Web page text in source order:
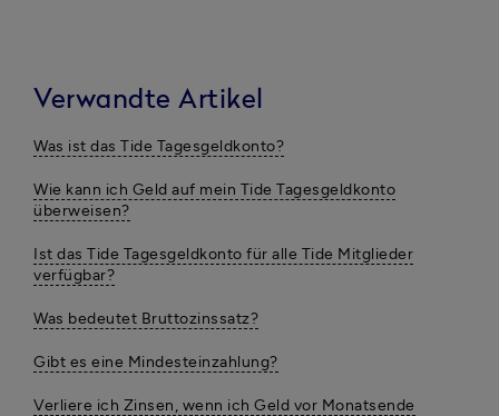
Verwandte Artikel
Was ist das Tide Tagesgeldkonto?
Wie kann ich Geld auf mein Tide Tagesgeldkonto
überweisen?
Ist das Tide Tagesgeldkonto für alle Tide Mitglieder
verfügbar?
Was bedeutet Bruttozinssatz?
Gibt es eine Mindesteinzahlung?
Verliere ich Zinsen, wenn ich Geld vor Monatsende